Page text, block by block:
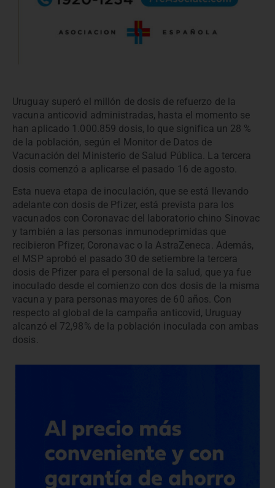
Uruguay superó el millón de dosis de refuerzo de la
vacuna anticovid administradas, hasta el momento se
han aplicado 1.000.859 dosis, lo que significa un 28 %
de la población, según el Monitor de Datos de
Vacunación del Ministerio de Salud Pública. La tercera
dosis comenzó a aplicarse el pasado 16 de agosto.
Esta nueva etapa de inoculación, que se está llevando
adelante con dosis de Pfizer, está prevista para los
vacunados con Coronavac del laboratorio chino Sinovac
y también a las personas inmunodeprimidas que
recibieron Pfizer, Coronavac o la AstraZeneca. Además,
el MSP aprobó el pasado 30 de setiembre la tercera
dosis de Pfizer para el personal de la salud, que ya fue
inoculado desde el comienzo con dos dosis de la misma
vacuna y para personas mayores de 60 años. Con
respecto al global de la campaña anticovid, Uruguay
alcanzó el 72,98% de la población inoculada con ambas
dosis.